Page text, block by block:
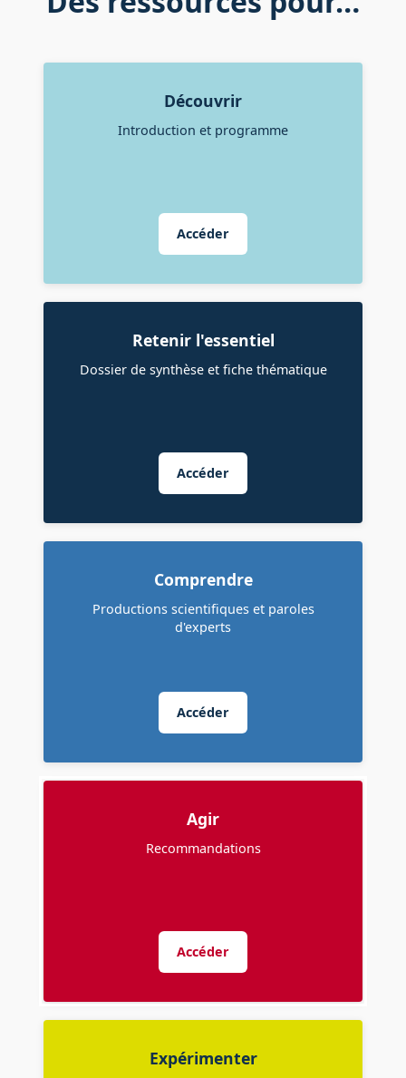
Découvrir
Introduction et programme
Accéder
Retenir l'essentiel
Dossier de synthèse et fiche thématique
Accéder
Comprendre
Productions scientifiques et paroles
d'experts
Accéder
Agir
Recommandations
Accéder
Expérimenter